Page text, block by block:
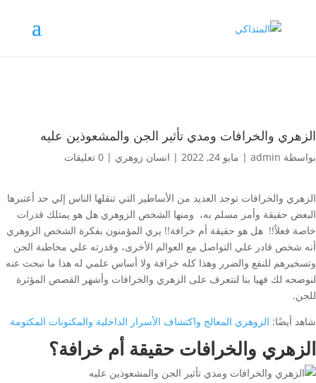
الزهري والخرافات ومدي تأثير الجن والمشعوذين عليه
بواسطة admin
| مايو 24, 2022 | انسان زوهري | 0 تعليقات
الزهري والخرافات توجد العديد من الأساطير التي تنقلها الناس إلي حد أعتبرها
البعض حقيقة وأمر مسلم به، ومنها الشخص الزوهري هل هو يمتلك قدرات
خاصة فعلاً!! هل هو حقيقة أم خرافة!! يري المؤمنون بفكرة الشخص الزوهري
أنه شخص قادر علي التواصل مع العوالم الأخرى، وقدرته علي مخاطبة الجن
وتسخيرهم للنفع والضرر وهذا كله خرافة ولا أساس علمي له هذا ما نبحث عنه
لنوضحه لك فهيا بنا لنتعرف على الزهري والخرافات وأشهر القصص المؤثرة
للجن.
شاهد أيضًا: الزوهري المعالج واكتشاف الأسرار الداخلية والمكنونات المكتومة
الزهري والخرافات حقيقة أم خرافة؟